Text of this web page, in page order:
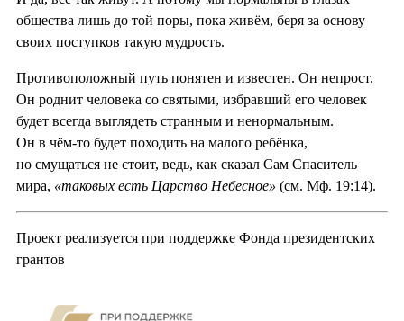
общества лишь до той поры, пока живём, беря за основу
своих поступков такую мудрость.
Противоположный путь понятен и известен. Он непрост.
Он роднит человека со святыми, избравший его человек
будет всегда выглядеть странным и ненормальным.
Он в чём-то будет походить на малого ребёнка,
но смущаться не стоит, ведь, как сказал Сам Спаситель
мира, «таковых есть Царство Небесное» (см. Мф. 19:14).
Проект реализуется при поддержке Фонда президентских
грантов